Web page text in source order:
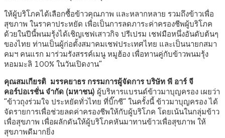
ให้ผู้บริโภคได้เลือกซื้อข้าวคุณภาพ และหลากหลาย รวมถึงข้าวเพื่อ
สุขภาพ ในราคาประหยัด เพื่อเป็นการลดภาระค่าครองชีพผู้บริโภค
ด้วยในปีนี้พนมรุ้งได้เชิญเชฟเสาวกิจ ปรีเปรม เชฟมือหนึ่งอันดับต้นๆ
ของไทย ท่านเป็นผู้ก่อตั้งสมาคมเชฟประเทศไทย และเป็นนายกสมา
คมฯ คนแรก มาร่วมรังสรรค์เมนู หมูฮ้อง เพื่อทานคู่กับข้าวพนมรุ้ง
หอมมะลิ 100% ในวันเปิดงาน”
คุณสมเกียรติ มรรคยาธร กรรมการผู้จัดการบริษัท พี อาร์ จี
คอร์ปอเรชั่น จำกัด (มหาชน) ผู้บริหารแบรนด์ข้าวมาบุญครอง เผยว่า
“ข้าวถุงร่วมใจ ประหยัดทั่วไทย ที่บิ๊กซี” ในครั้งนี้ ข้าวมาบุญครอง ได้
จัดรายการเพื่อช่วยลดค่าครองชีพให้กับผู้บริโภค โดยเน้นในกลุ่มข้าว
เพื่อสุขภาพ เพื่อผลักดันให้ผู้บริโภคหันมาทานข้าวเพื่อสุขภาพ ให้
สุขภาพดีมากยิ่ง